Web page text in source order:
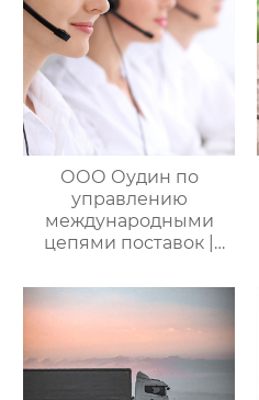
ООО Оудин по
управлению
международными
цепями поставок |
услуги для полного
цикла
посреднических
закупок Китай-Россия